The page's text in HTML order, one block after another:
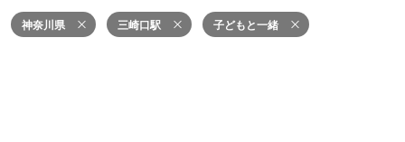
神奈川県 三崎口駅 子どもと一緒